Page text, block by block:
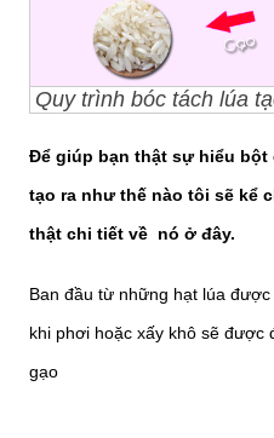
Quy trình bóc tách lúa
Để giúp bạn thật sự hiểu bột
tạo ra như thế nào tôi sẽ kể
thật chi tiết về nó ở đây.
Ban đầu từ những hạt lúa
khi phơi hoặc xấy khô sẽ được
gạo